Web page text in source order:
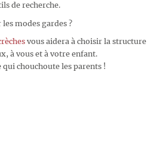
de recherche.
modes gardes ?
vous aidera à choisir la structure
à vous et à votre enfant.
chouchoute les parents !